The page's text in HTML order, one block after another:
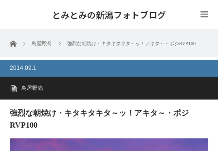
とみとみの新潟フォトブログ
ホーム 鳥屋野潟 強烈な朝焼け・キタキタキタ～ッ！アキタ～・ポジRVP100
2014.09.1
鳥屋野潟
強烈な朝焼け・キタキタキタ～ッ！アキタ～・ポジ
RVP100